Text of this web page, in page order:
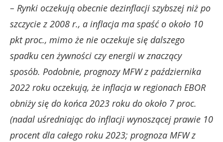
– Rynki oczekują obecnie dezinflacji szybszej niż po
szczycie z 2008 r., a inflacja ma spaść o około 10
pkt proc., mimo że nie oczekuje się dalszego
spadku cen żywności czy energii w znaczący
sposób. Podobnie, prognozy MFW z października
2022 roku oczekują, że inflacja w regionach EBOR
obniży się do końca 2023 roku do około 7 proc.
(nadal uśredniając do inflacji wynoszącej prawie 10
procent dla całego roku 2023; prognoza MFW z